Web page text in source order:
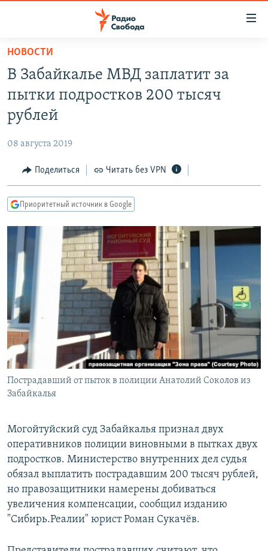
упрощенного
доступа
основному
Вернутся
Вернутся
поиску
ПРОГРАММЫ
АВТОРСКИЕ ПРОЕКТЫ
МНЕНИЯ
КУЛЬТУРА
КАВКАЗ.РЕАЛИИ
СЕВЕР.РЕАЛИИ
СИБИРЬ.РЕАЛИИ
РАСПИСАНИЕ ВЕЩАНИЯ
ПОДПИШИТЕСЬ НА РАССЫЛКУ
СОЦИАЛЬНЫЕ СЕТИ
НОВОСТИ
В Забайкалье МВД заплатит за
пытки подростков 200 тысяч
рублей
08 августа 2019
Поделиться Читать без VPN
Приоритетный источник в Google
Пострадавший от пыток в полиции Анатолий Соколов из
Забайкалья
Могойтуйский суд Забайкалья признал двух
оперативников полиции виновными в пытках двух
подростков. Министерство внутренних дел судья
обязал выплатить пострадавшим 200 тысяч рублей,
но правозащитники намерены добиваться
увеличения компенсации, сообщил изданию
"Сибирь.Реалии" юрист Роман Сукачёв.